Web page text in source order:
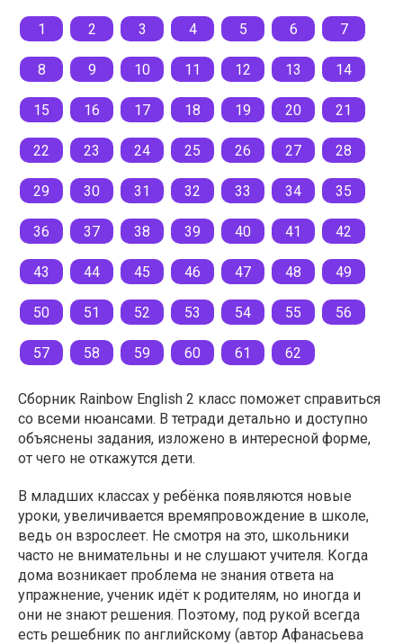
1 2 3 4 5 6 7
8 9 10 11 12 13 14
15 16 17 18 19 20 21
22 23 24 25 26 27 28
29 30 31 32 33 34 35
36 37 38 39 40 41 42
43 44 45 46 47 48 49
50 51 52 53 54 55 56
57 58 59 60 61 62
Сборник Rainbow English 2 класс поможет справиться
со всеми нюансами. В тетради детально и доступно
объяснены задания, изложено в интересной форме,
от чего не откажутся дети.
В младших классах у ребёнка появляются новые
уроки, увеличивается времяпровождение в школе,
ведь он взрослеет. Не смотря на это, школьники
часто не внимательны и не слушают учителя. Когда
дома возникает проблема не знания ответа на
упражнение, ученик идёт к родителям, но иногда и
они не знают решения. Поэтому, под рукой всегда
есть решебник по английскому (автор Афанасьева